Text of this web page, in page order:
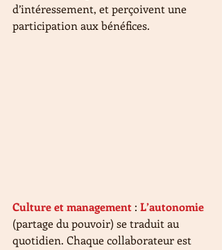
d’intéressement, et perçoivent une
participation aux bénéfices.
Culture et management : L’autonomie
(partage du pouvoir) se traduit au
quotidien. Chaque collaborateur est